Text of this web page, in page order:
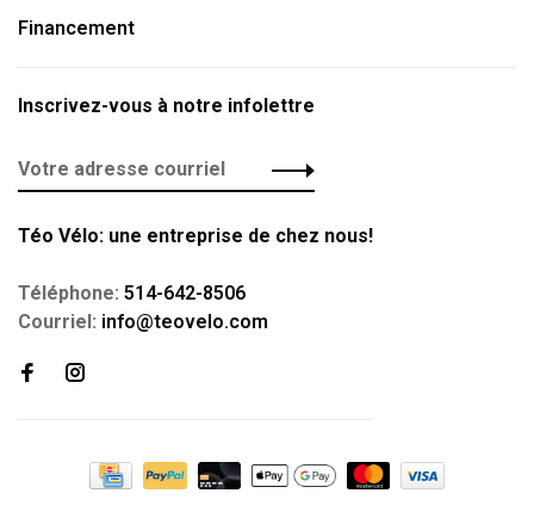
Financement
Inscrivez-vous à notre infolettre
Téo Vélo: une entreprise de chez nous!
Téléphone: 514-642-8506
Courriel: info@teovelo.com